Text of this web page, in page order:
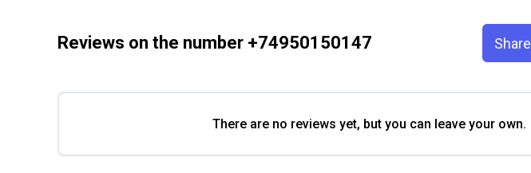
Reviews on the number +74950150147 Share
There are no reviews yet, but you can leave your own.